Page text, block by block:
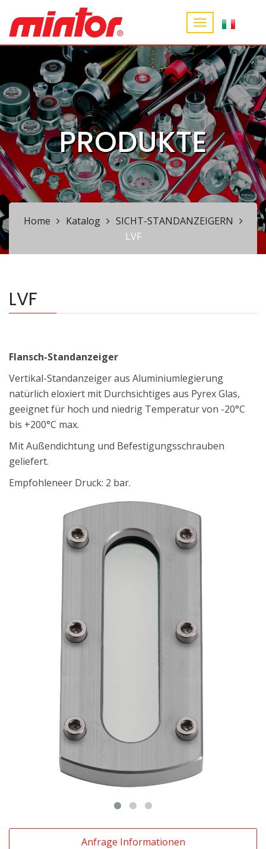
PRODUKTE
Home Katalog
SICHT-STANDANZEIGERN
LVF
LVF
Flansch-Standanzeiger
Vertikal-Standanzeiger aus Aluminiumlegierung
natürlich eloxiert mit Durchsichtiges aus Pyrex Glas,
geeignet für hoch und niedrig Temperatur von -20°C
bis +200°C max.
Mit Außendichtung und Befestigungsschrauben
geliefert.
Empfohleneer Druck: 2 bar.
Anfrage Informationen